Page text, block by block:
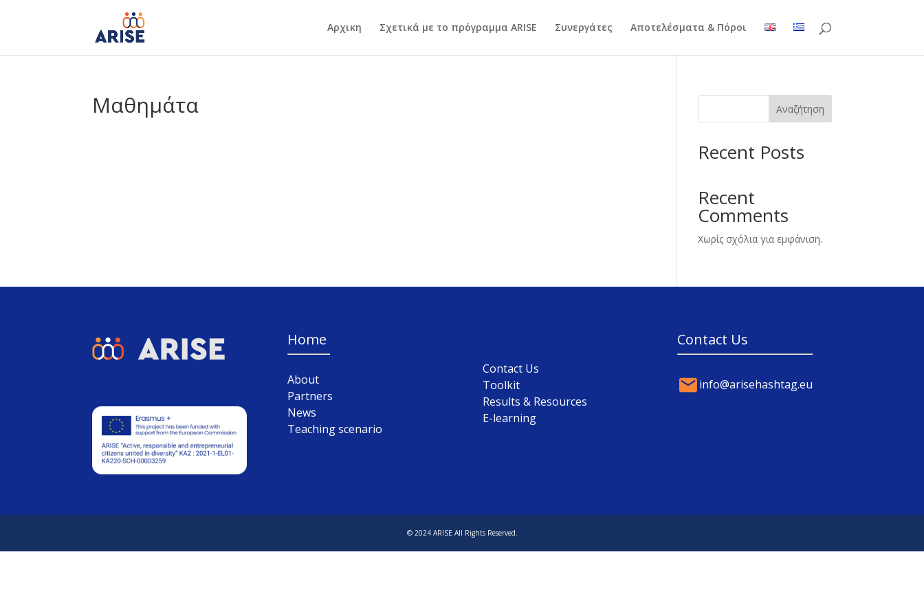
Αρχικη Σχετικά με το πρόγραμμα ARISE Συνεργάτες Αποτελέσματα & Πόροι
Μαθημάτα Αναζήτηση
Recent Posts
Recent
Comments
Χωρίς σχόλια για εμφάνιση.
Home
About
Partners
News
Teaching scenario
Contact Us
Toolkit
Results & Resources
E-learning
Contact Us
info@arisehashtag.eu
© 2024 ARISE All Rights Reserved.